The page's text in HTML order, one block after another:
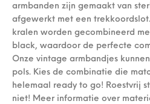
armbanden zijn gemaakt van
afgewerkt met een
kralen worden gecombineerd
black, waardoor de perfecte
Onze vintage armbandjes
pols. Kies de combinatie die
helemaal ready to go! Roestvrij
niet! Meer informatie over